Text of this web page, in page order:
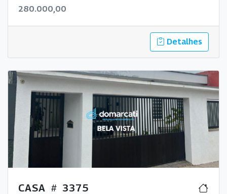
280.000,00
Detalhes
CASA 3375